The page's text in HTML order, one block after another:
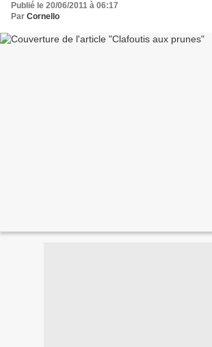
Publié le 20/06/2011 à 06:17
Par Cornello